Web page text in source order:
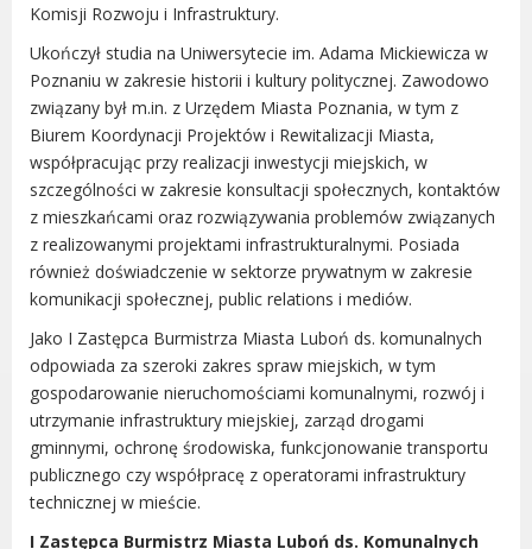
Dane adresowe, wydziały i sprawy
Komisji Rozwoju i Infrastruktury.
Ukończył studia na Uniwersytecie im. Adama Mickiewicza w
Poznaniu w zakresie historii i kultury politycznej. Zawodowo
związany był m.in. z Urzędem Miasta Poznania, w tym z
Biurem Koordynacji Projektów i Rewitalizacji Miasta,
współpracując przy realizacji inwestycji miejskich, w
szczególności w zakresie konsultacji społecznych, kontaktów
z mieszkańcami oraz rozwiązywania problemów związanych
z realizowanymi projektami infrastrukturalnymi. Posiada
również doświadczenie w sektorze prywatnym w zakresie
komunikacji społecznej, public relations i mediów.
Jako I Zastępca Burmistrza Miasta Luboń ds. komunalnych
odpowiada za szeroki zakres spraw miejskich, w tym
gospodarowanie nieruchomościami komunalnymi, rozwój i
utrzymanie infrastruktury miejskiej, zarząd drogami
gminnymi, ochronę środowiska, funkcjonowanie transportu
publicznego czy współpracę z operatorami infrastruktury
technicznej w mieście.
I Zastępca Burmistrz Miasta Luboń ds. Komunalnych